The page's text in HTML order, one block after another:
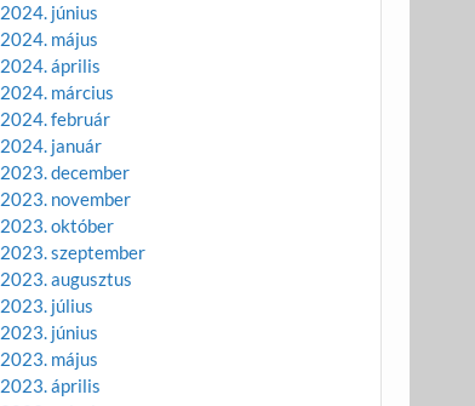
2024. június
2024. május
2024. április
2024. március
2024. február
2024. január
2023. december
2023. november
2023. október
2023. szeptember
2023. augusztus
2023. július
2023. június
2023. május
2023. április